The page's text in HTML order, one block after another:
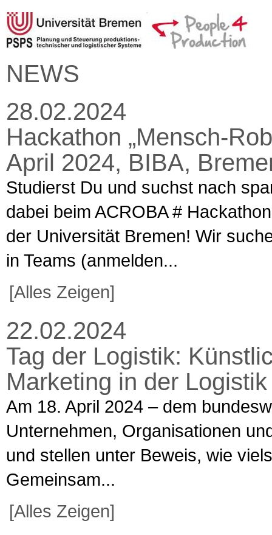
NEWS
28.02.2024
Hackathon „Mensch-
April 2024, BIBA,
Studierst Du und suchst nach
dabei beim ACROBA #
der Universität Bremen! Wir
in Teams (anmelden...
[Alles Zeigen]
22.02.2024
Tag der Logistik:
Marketing in der
Am 18. April 2024 – dem
Unternehmen, Organisationen
und stellen unter Beweis, wie
Gemeinsam...
[Alles Zeigen]